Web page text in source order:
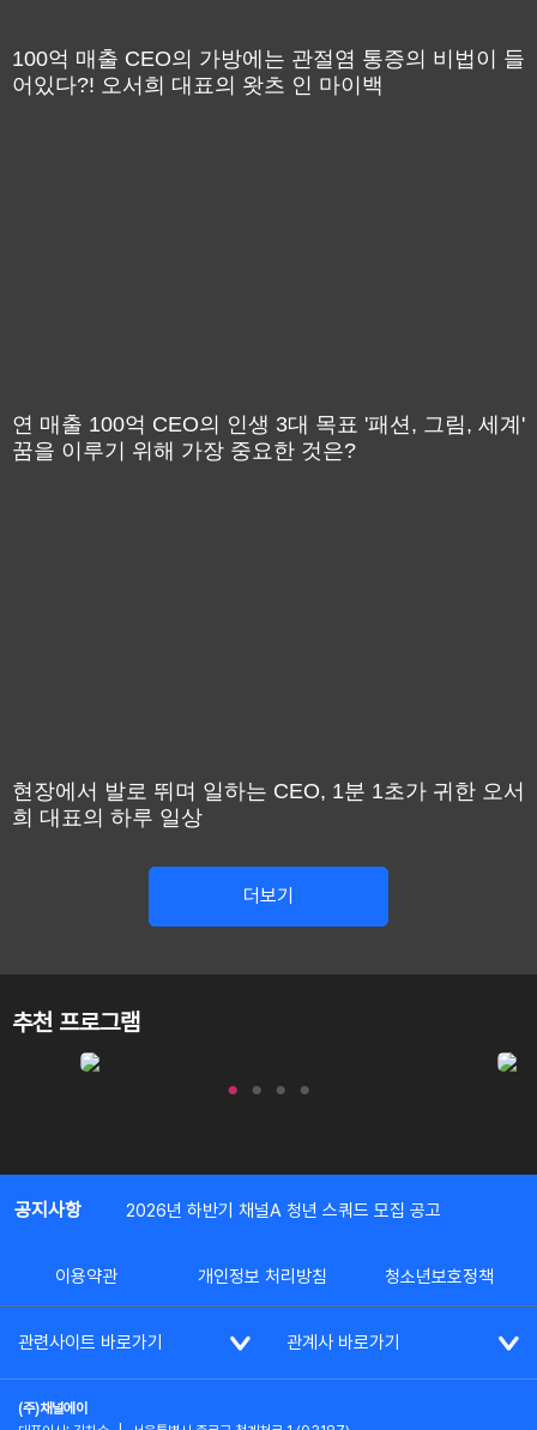
100억 매출 CEO의 가방에는 관절염 통증의 비법이 들
어있다?! 오서희 대표의 왓츠 인 마이백
연 매출 100억 CEO의 인생 3대 목표 '패션, 그림, 세계'
꿈을 이루기 위해 가장 중요한 것은?
현장에서 발로 뛰며 일하는 CEO, 1분 1초가 귀한 오서
희 대표의 하루 일상
더보기
추천 프로그램
공지사항 2026년 하반기 채널A 청년 스쿼드 모집 공고
이용약관 개인정보 처리방침 청소년보호정책
관련사이트 바로가기 관계사 바로가기
(주)채널에이